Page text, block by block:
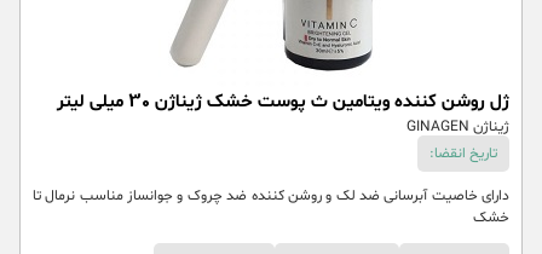
ژل روشن کننده ویتامین ث پوست خشک ژیناژن 30 میلی لیتر
ژیناژن GINAGEN
تاریخ انقضا:
دارای خاصیت آبرسانی ضد لک و روشن کننده ضد چروک و جوانساز مناسب نرمال تا
خشک